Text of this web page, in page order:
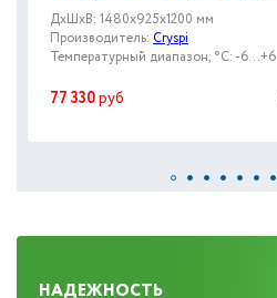
ДxШxВ: 1480x925x1200 мм
Производитель: Cryspi
Температурный диапазон, °C: -6...+6
77 330руб
НАДЕЖНОСТЬ